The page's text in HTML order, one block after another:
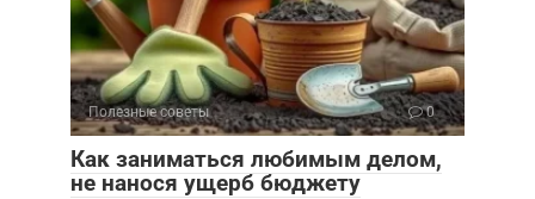
Полезные советы 0
Как заниматься любимым делом,
не нанося ущерб бюджету